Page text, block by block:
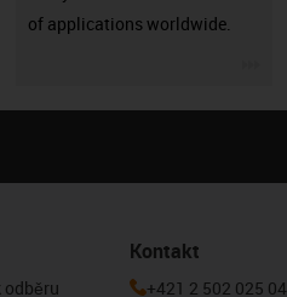
of applications worldwide.
odběru
Kontakt
+421 2 502 025 04